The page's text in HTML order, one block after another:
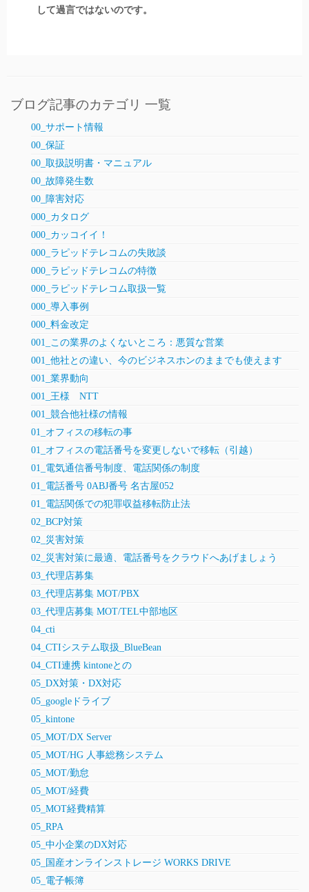
して過言ではないのです。
ブログ記事のカテゴリ 一覧
00_サポート情報
00_保証
00_取扱説明書・マニュアル
00_故障発生数
00_障害対応
000_カタログ
000_カッコイイ！
000_ラピッドテレコムの失敗談
000_ラピッドテレコムの特徴
000_ラピッドテレコム取扱一覧
000_導入事例
000_料金改定
001_この業界のよくないところ：悪質な営業
001_他社との違い、今のビジネスホンのままでも使えます
001_業界動向
001_王様 NTT
001_競合他社様の情報
01_オフィスの移転の事
01_オフィスの電話番号を変更しないで移転（引越）
01_電気通信番号制度、電話関係の制度
01_電話番号 0ABJ番号 名古屋052
01_電話関係での犯罪収益移転防止法
02_BCP対策
02_災害対策
02_災害対策に最適、電話番号をクラウドへあげましょう
03_代理店募集
03_代理店募集 MOT/PBX
03_代理店募集 MOT/TEL中部地区
04_cti
04_CTIシステム取扱_BlueBean
04_CTI連携 kintoneとの
05_DX対策・DX対応
05_googleドライブ
05_kintone
05_MOT/DX Server
05_MOT/HG 人事総務システム
05_MOT/勤怠
05_MOT/経費
05_MOT経費精算
05_RPA
05_中小企業のDX対応
05_国産オンラインストレージ WORKS DRIVE
05_電子帳簿